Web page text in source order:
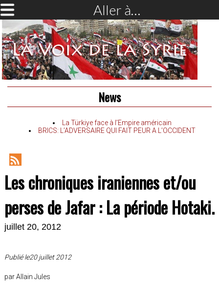
Aller à…
News
La Türkiye face à l’Empire américain
BRICS: L’ADVERSAIRE QUI FAIT PEUR A L’OCCIDENT
RSS
Les chroniques iraniennes et/ou
perses de Jafar : La période Hotaki.
juillet 20, 2012
Publié le20 juillet 2012
par Allain Jules